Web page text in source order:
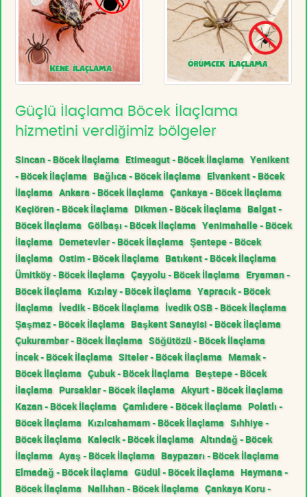
Güçlü İlaçlama Böcek İlaçlama
hizmetini verdiğimiz bölgeler
Sincan - Böcek İlaçlama Etimesgut - Böcek İlaçlama Yenikent
- Böcek İlaçlama Bağlıca - Böcek İlaçlama Elvankent - Böcek
İlaçlama Ankara - Böcek İlaçlama Çankaya - Böcek İlaçlama
Keçiören - Böcek İlaçlama Dikmen - Böcek İlaçlama Balgat -
Böcek İlaçlama Gölbaşı - Böcek İlaçlama Yenimahalle - Böcek
İlaçlama Demetevler - Böcek İlaçlama Şentepe - Böcek
İlaçlama Ostim - Böcek İlaçlama Batıkent - Böcek İlaçlama
Ümitköy - Böcek İlaçlama Çayyolu - Böcek İlaçlama Eryaman -
Böcek İlaçlama Kızılay - Böcek İlaçlama Yapracık - Böcek
İlaçlama İvedik - Böcek İlaçlama İvedik OSB - Böcek İlaçlama
Şaşmaz - Böcek İlaçlama Başkent Sanayisi - Böcek İlaçlama
Çukurambar - Böcek İlaçlama Söğütözü - Böcek İlaçlama
İncek - Böcek İlaçlama Siteler - Böcek İlaçlama Mamak -
Böcek İlaçlama Çubuk - Böcek İlaçlama Beştepe - Böcek
İlaçlama Pursaklar - Böcek İlaçlama Akyurt - Böcek İlaçlama
Kazan - Böcek İlaçlama Çamlıdere - Böcek İlaçlama Polatlı -
Böcek İlaçlama Kızılcahamam - Böcek İlaçlama Sıhhiye -
Böcek İlaçlama Kalecik - Böcek İlaçlama Altındağ - Böcek
İlaçlama Ayaş - Böcek İlaçlama Baypazarı - Böcek İlaçlama
Elmadağ - Böcek İlaçlama Güdül - Böcek İlaçlama Haymana -
Böcek İlaçlama Nallıhan - Böcek İlaçlama Çankaya Koru -